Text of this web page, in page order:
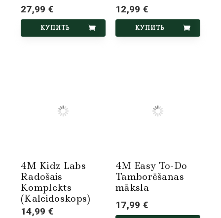
27,99 €
КУПИТЬ
12,99 €
КУПИТЬ
4M Kidz Labs
Radošais
Komplekts
(Kaleidoskops)
14,99 €
4M Easy To-Do
Tamborēšanas
māksla
17,99 €